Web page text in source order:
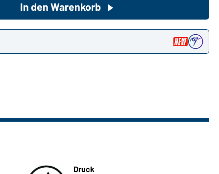
Sie möchten gerne für Ihren
Hier geht's zu unserem
In den Warenkorb
Druck